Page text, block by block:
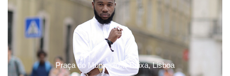
Praça do Municipio… Baixa, Lisboa